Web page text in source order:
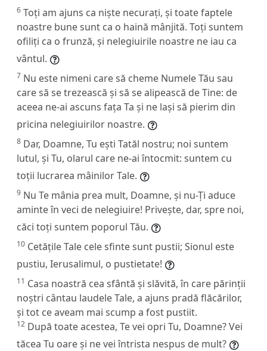
6 Toți am ajuns ca niște necurați, și toate faptele
noastre bune sunt ca o haină mânjită. Toți suntem
ofiliți ca o frunză, și nelegiuirile noastre ne iau ca
vântul.
7 Nu este nimeni care să cheme Numele Tău sau
care să se trezească și să se alipească de Tine: de
aceea ne-ai ascuns fața Ta și ne lași să pierim din
pricina nelegiuirilor noastre.
8 Dar, Doamne, Tu ești Tatăl nostru; noi suntem
lutul, și Tu, olarul care ne-ai întocmit: suntem cu
toții lucrarea mâinilor Tale.
9 Nu Te mânia prea mult, Doamne, și nu-Ți aduce
aminte în veci de nelegiuire! Privește, dar, spre noi,
căci toți suntem poporul Tău.
10 Cetățile Tale cele sfinte sunt pustii; Sionul este
pustiu, Ierusalimul, o pustietate!
11 Casa noastră cea sfântă și slăvită, în care părinții
noștri cântau laudele Tale, a ajuns pradă flăcărilor,
și tot ce aveam mai scump a fost pustiit.
12 După toate acestea, Te vei opri Tu, Doamne? Vei
tăcea Tu oare și ne vei întrista nespus de mult?